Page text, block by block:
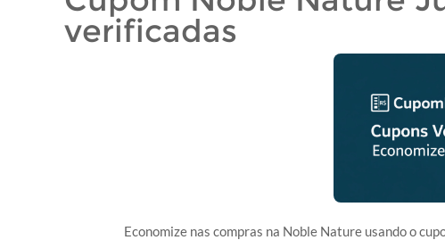
verificadas
Economize nas compras na Noble Nature usando o